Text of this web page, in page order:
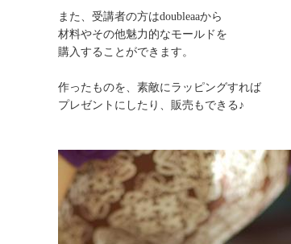
また、受講者の方はdoubleaaから
材料やその他魅力的なモールドを
購入することができます。
作ったものを、素敵にラッピングすれば
プレゼントにしたり、販売もできる♪